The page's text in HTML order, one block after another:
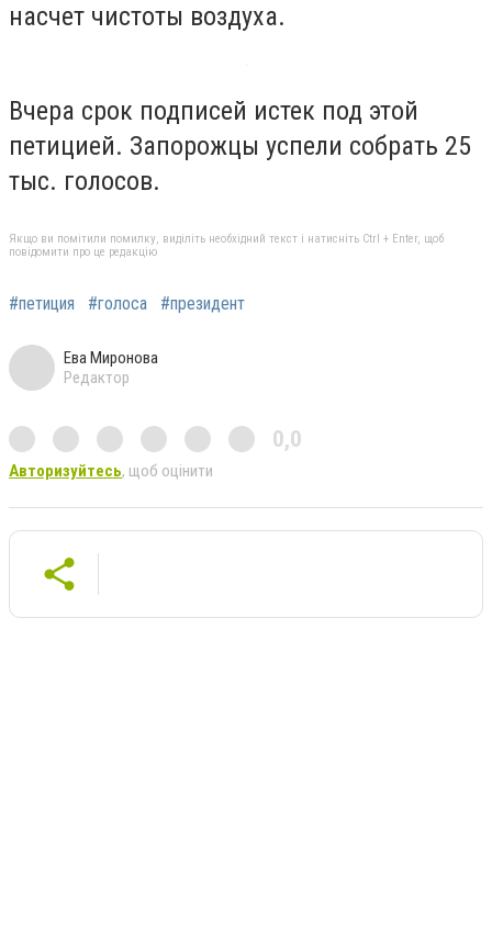
насчет чистоты воздуха.
Вчера срок подписей истек под этой
петицией. Запорожцы успели собрать 25
тыс. голосов.
Якщо ви помітили помилку, виділіть необхідний текст і натисніть Ctrl + Enter, щоб
повідомити про це редакцію
#петиция #голоса #президент
Ева Миронова
Редактор
0,0
Авторизуйтесь, щоб оцінити